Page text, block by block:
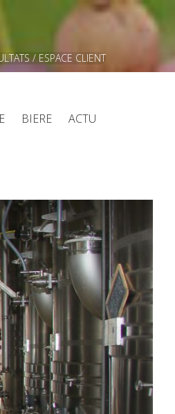
/ ESPACE CLIENT
BIERE ACTU